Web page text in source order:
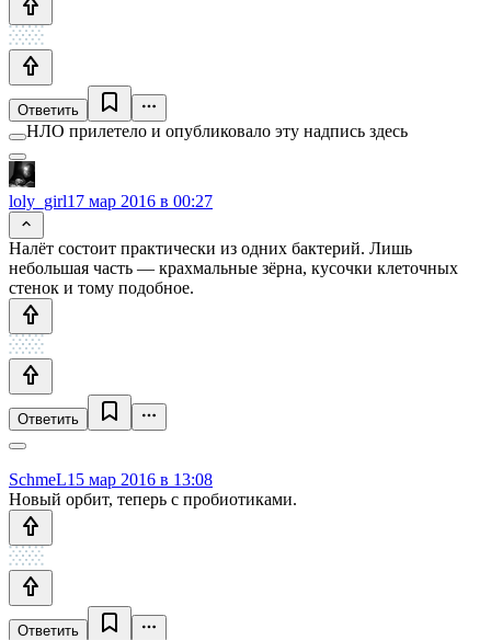
Ответить
НЛО прилетело и опубликовало эту надпись здесь
loly_girl17 мар 2016 в 00:27
Налёт состоит практически из одних бактерий. Лишь
небольшая часть — крахмальные зёрна, кусочки клеточных
стенок и тому подобное.
Ответить
SchmeL15 мар 2016 в 13:08
Новый орбит, теперь с пробиотиками.
Ответить